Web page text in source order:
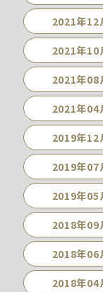
2021年12
2021年10
2021年08
2021年04
2019年12
2019年07
2019年05
2018年09
2018年06
2018年04